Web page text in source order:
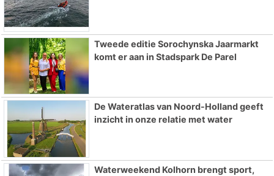
Tweede editie Sorochynska Jaarmarkt
komt er aan in Stadspark De Parel
De Wateratlas van Noord-Holland geeft
inzicht in onze relatie met water
Waterweekend Kolhorn brengt sport,